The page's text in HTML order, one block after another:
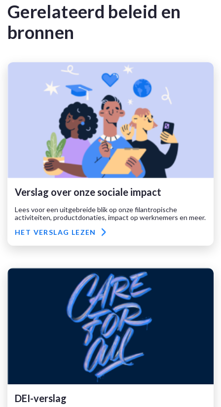
Gerelateerd beleid en
bronnen
Verslag over onze sociale impact
Lees voor een uitgebreide blik op onze filantropische
activiteiten, productdonaties, impact op werknemers en meer.
HET VERSLAG LEZEN
DEI-verslag